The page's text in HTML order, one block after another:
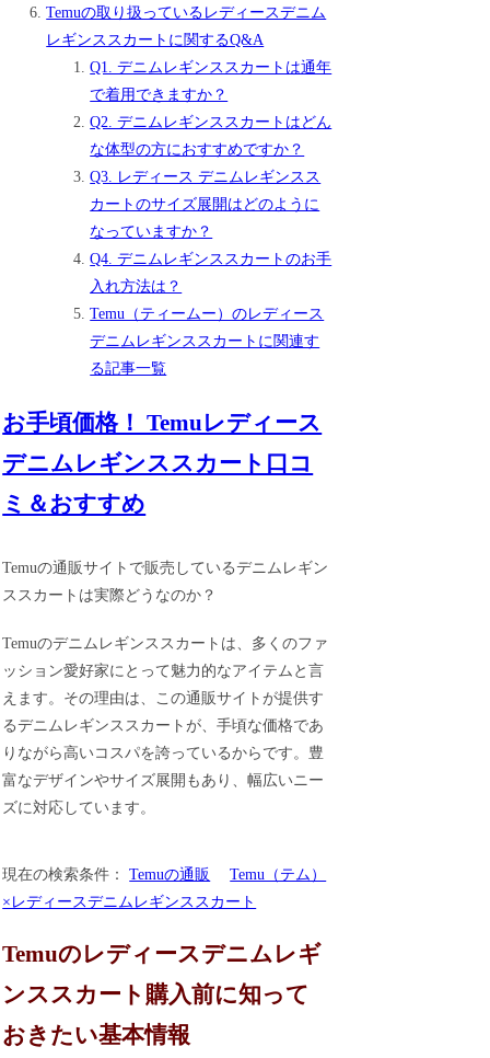
Temuの取り扱っているレディースデニム
レギンススカートに関するQ&A
Q1. デニムレギンススカートは通年
で着用できますか？
Q2. デニムレギンススカートはどん
な体型の方におすすめですか？
Q3. レディース デニムレギンスス
カートのサイズ展開はどのように
なっていますか？
Q4. デニムレギンススカートのお手
入れ方法は？
Temu（ティームー）のレディース
デニムレギンススカートに関連す
る記事一覧
お手頃価格！ Temuレディース
デニムレギンススカート口コ
ミ＆おすすめ
Temuの通販サイトで販売しているデニムレギン
ススカートは実際どうなのか？
Temuのデニムレギンススカートは、多くのファ
ッション愛好家にとって魅力的なアイテムと言
えます。その理由は、この通販サイトが提供す
るデニムレギンススカートが、手頃な価格であ
りながら高いコスパを誇っているからです。豊
富なデザインやサイズ展開もあり、幅広いニー
ズに対応しています。
現在の検索条件：Temuの通販
Temu（テム）
×レディースデニムレギンススカート
Temuのレディースデニムレギ
ンススカート購入前に知って
おきたい基本情報